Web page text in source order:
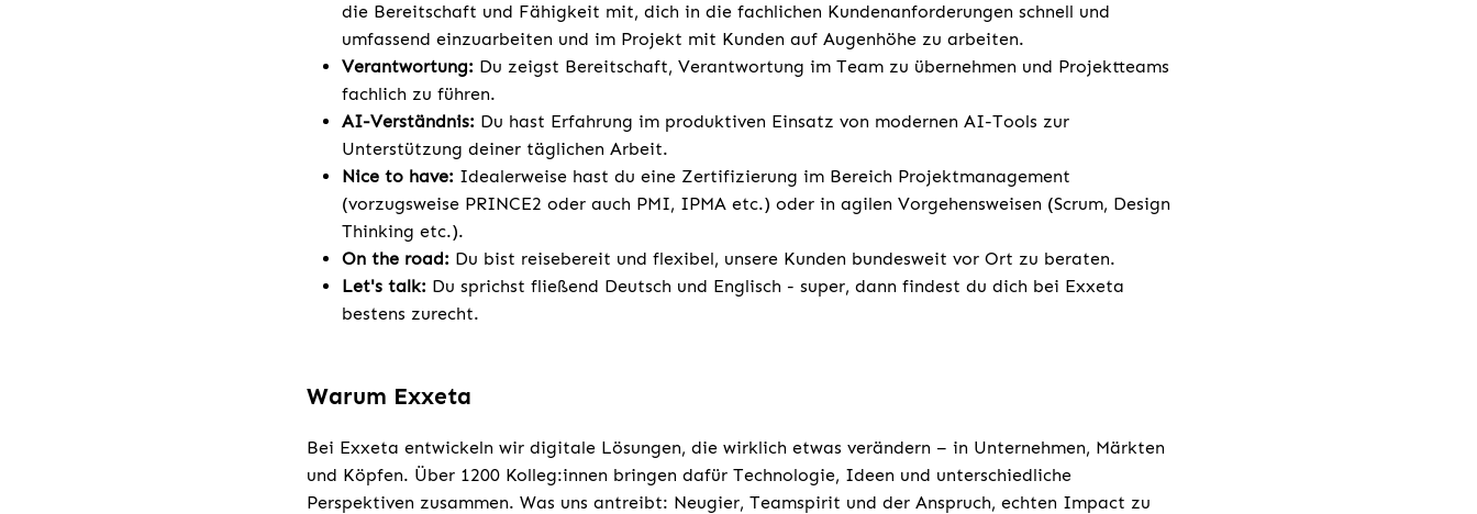
die Bereitschaft und Fähigkeit mit, dich in die fachlichen Kundenanforderungen schnell und
umfassend einzuarbeiten und im Projekt mit Kunden auf Augenhöhe zu arbeiten.
Verantwortung: Du zeigst Bereitschaft, Verantwortung im Team zu übernehmen und Projektteams
fachlich zu führen.
AI-Verständnis: Du hast Erfahrung im produktiven Einsatz von modernen AI-Tools zur
Unterstützung deiner täglichen Arbeit.
Nice to have: Idealerweise hast du eine Zertifizierung im Bereich Projektmanagement
(vorzugsweise PRINCE2 oder auch PMI, IPMA etc.) oder in agilen Vorgehensweisen (Scrum, Design
Thinking etc.).
On the road: Du bist reisebereit und flexibel, unsere Kunden bundesweit vor Ort zu beraten.
Let's talk: Du sprichst fließend Deutsch und Englisch - super, dann findest du dich bei Exxeta
bestens zurecht.
Warum Exxeta
Bei Exxeta entwickeln wir digitale Lösungen, die wirklich etwas verändern – in Unternehmen, Märkten
und Köpfen. Über 1200 Kolleg:innen bringen dafür Technologie, Ideen und unterschiedliche
Perspektiven zusammen. Was uns antreibt: Neugier, Teamspirit und der Anspruch, echten Impact zu